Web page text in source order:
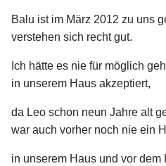
Balu ist im März 2012 zu uns
verstehen sich recht gut.
Ich hätte es nie für möglich
in unserem Haus akzeptiert,
da Leo schon neun Jahre alt
war auch vorher noch nie ein
in unserem Haus und vor dem